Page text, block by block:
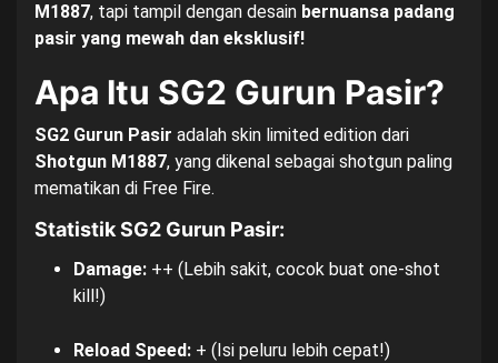
M1887, tapi tampil dengan desain bernuansa padang
pasir yang mewah dan eksklusif!
Apa Itu SG2 Gurun Pasir?
SG2 Gurun Pasir adalah skin limited edition dari
Shotgun M1887, yang dikenal sebagai shotgun paling
mematikan di Free Fire.
Statistik SG2 Gurun Pasir:
Damage: ++ (Lebih sakit, cocok buat one-shot
kill!)
Reload Speed: + (Isi peluru lebih cepat!)